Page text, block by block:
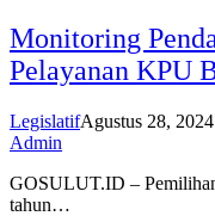
Monitoring
Pelayanan KPU
LegislatifAgustus 28, 2024
Admin
GOSULUT.ID –
tahun…